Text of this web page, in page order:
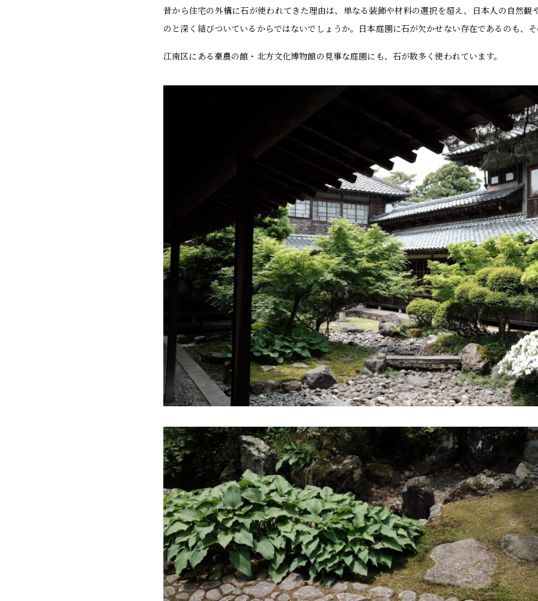
昔から住宅の外構に石が使われてきた理由は、単なる装飾や材料の選択を超え、日本人の自然観
のと深く結びついているからではないでしょうか。日本庭園に石が欠かせない存在であるのも、
江南区にある豪農の館・北方文化博物館の見事な庭園にも、石が数多く使われています。